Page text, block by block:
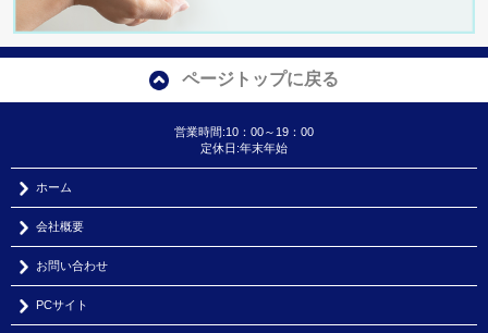
ページトップに戻る
営業時間:10：00～19：00
定休日:年末年始
ホーム
会社概要
お問い合わせ
PCサイト